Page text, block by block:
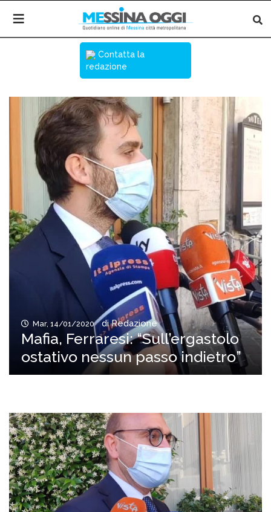
Contatta la
redazione
Mar, 14/01/2020 di Redazione
Mafia, Ferraresi: “Sull’ergastolo
ostativo nessun passo indietro”